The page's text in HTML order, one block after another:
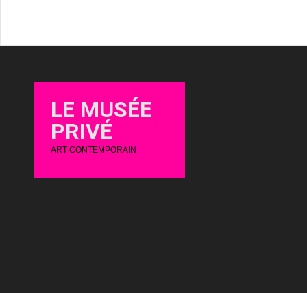
LE MUSÉE
PRIVÉ
ART CONTEMPORAIN